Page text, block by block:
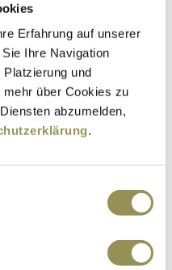
Erfahrung auf unserer
Ihre Navigation
und
über Cookies zu
abzumelden,
.